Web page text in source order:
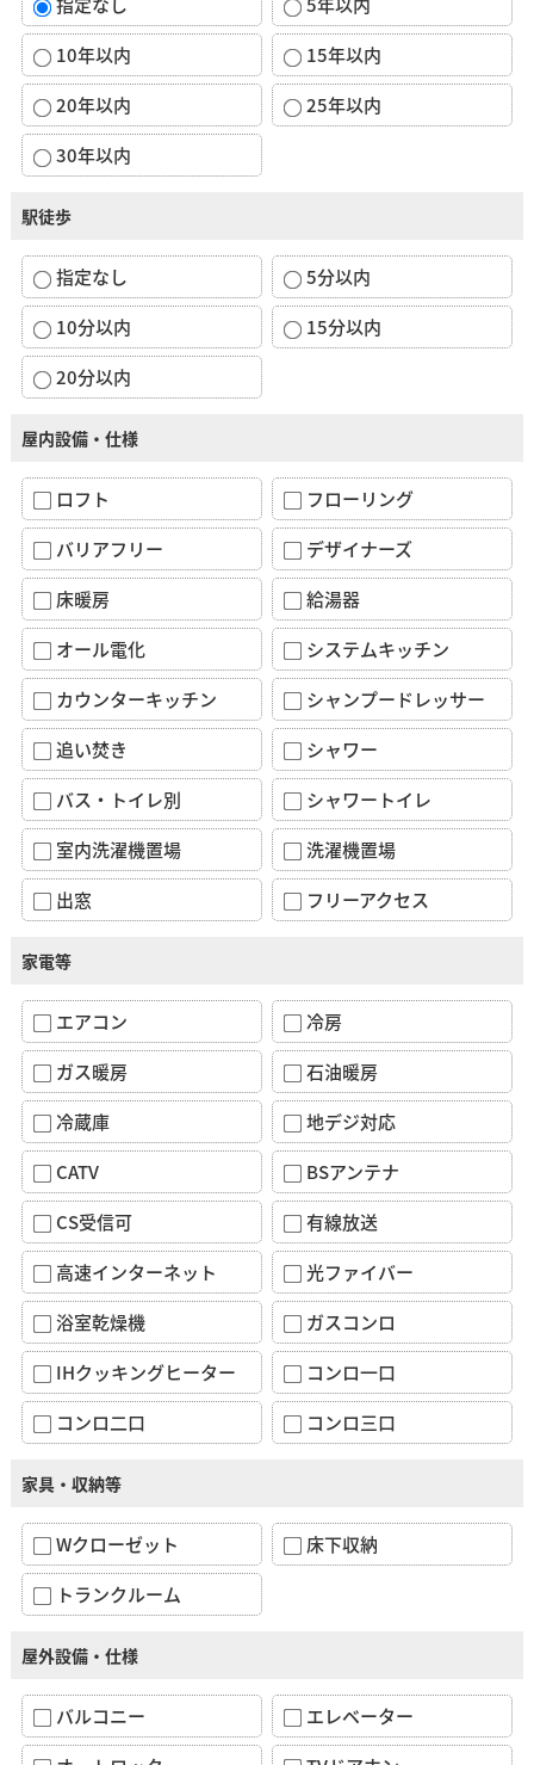
10年以内
15年以内
20年以内
25年以内
30年以内
駅徒歩
指定なし
5分以内
10分以内
15分以内
20分以内
屋内設備・仕様
ロフト
フローリング
バリアフリー
デザイナーズ
床暖房
給湯器
オール電化
システムキッチン
カウンターキッチン
シャンプードレッサー
追い焚き
シャワー
バス・トイレ別
シャワートイレ
室内洗濯機置場
洗濯機置場
出窓
フリーアクセス
家電等
エアコン
冷房
ガス暖房
石油暖房
冷蔵庫
地デジ対応
CATV
BSアンテナ
CS受信可
有線放送
高速インターネット
光ファイバー
浴室乾燥機
ガスコンロ
IHクッキングヒーター
コンロ一口
コンロ二口
コンロ三口
家具・収納等
Wクローゼット
床下収納
トランクルーム
屋外設備・仕様
バルコニー
エレベーター